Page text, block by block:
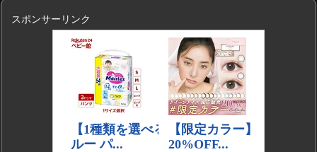
スポンサーリンク